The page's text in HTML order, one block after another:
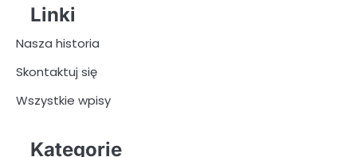
Linki
Nasza historia
Skontaktuj się
Wszystkie wpisy
Kategorie